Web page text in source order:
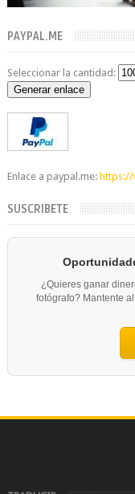
PAYPAL.ME
Seleccionar la cantidad:
Generar enlace
Enlace a paypal.me:
SUSCRIBETE
¿Quieres ganar
fotógrafo? Mantente